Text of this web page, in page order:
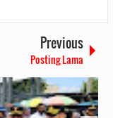
Previous
Posting Lama